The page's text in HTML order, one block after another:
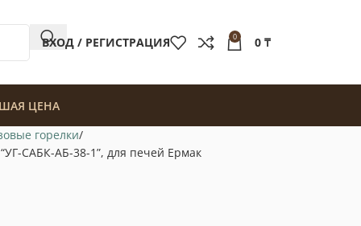
ВХОД / РЕГИСТРАЦИЯ 0 0 ₸
ЦЕНА
горелки
САБК-АБ-38-1”, для печей Ермак